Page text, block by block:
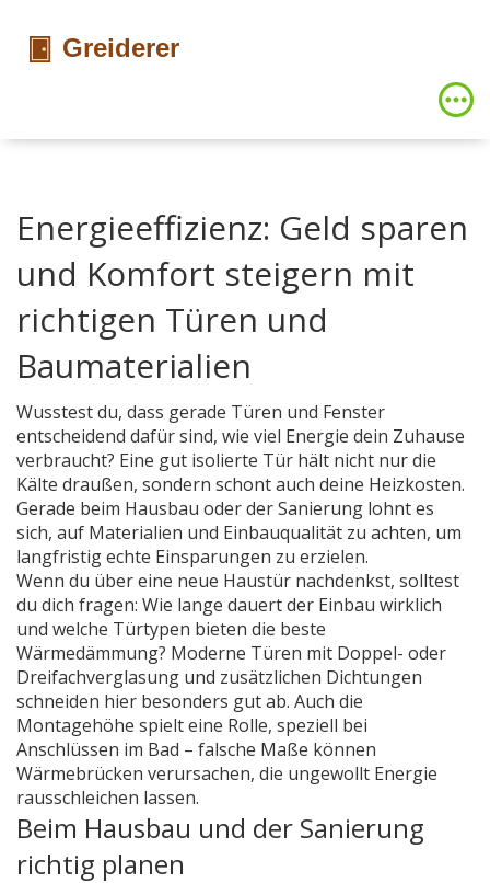
Energieeffizienz: Geld sparen
und Komfort steigern mit
richtigen Türen und
Baumaterialien
Wusstest du, dass gerade Türen und Fenster
entscheidend dafür sind, wie viel Energie dein Zuhause
verbraucht? Eine gut isolierte Tür hält nicht nur die
Kälte draußen, sondern schont auch deine Heizkosten.
Gerade beim Hausbau oder der Sanierung lohnt es
sich, auf Materialien und Einbauqualität zu achten, um
langfristig echte Einsparungen zu erzielen.
Wenn du über eine neue Haustür nachdenkst, solltest
du dich fragen: Wie lange dauert der Einbau wirklich
und welche Türtypen bieten die beste
Wärmedämmung? Moderne Türen mit Doppel- oder
Dreifachverglasung und zusätzlichen Dichtungen
schneiden hier besonders gut ab. Auch die
Montagehöhe spielt eine Rolle, speziell bei
Anschlüssen im Bad – falsche Maße können
Wärmebrücken verursachen, die ungewollt Energie
rausschleichen lassen.
Beim Hausbau und der Sanierung
richtig planen